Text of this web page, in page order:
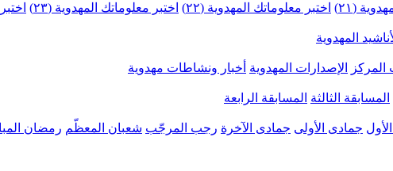
(٢١) اختبر معلوماتك المهدوية (٢٢) اختبر معلوماتك المهدوية (٢٣)
المهدوية
المركز الإصدارات المهدوية أخبار ونشاطات مهدوية
المسابقة الثالثة المسابقة الرابعة
جمادى الأولى جمادى الآخرة رجب المرجّب شعبان المعظّم رمضان